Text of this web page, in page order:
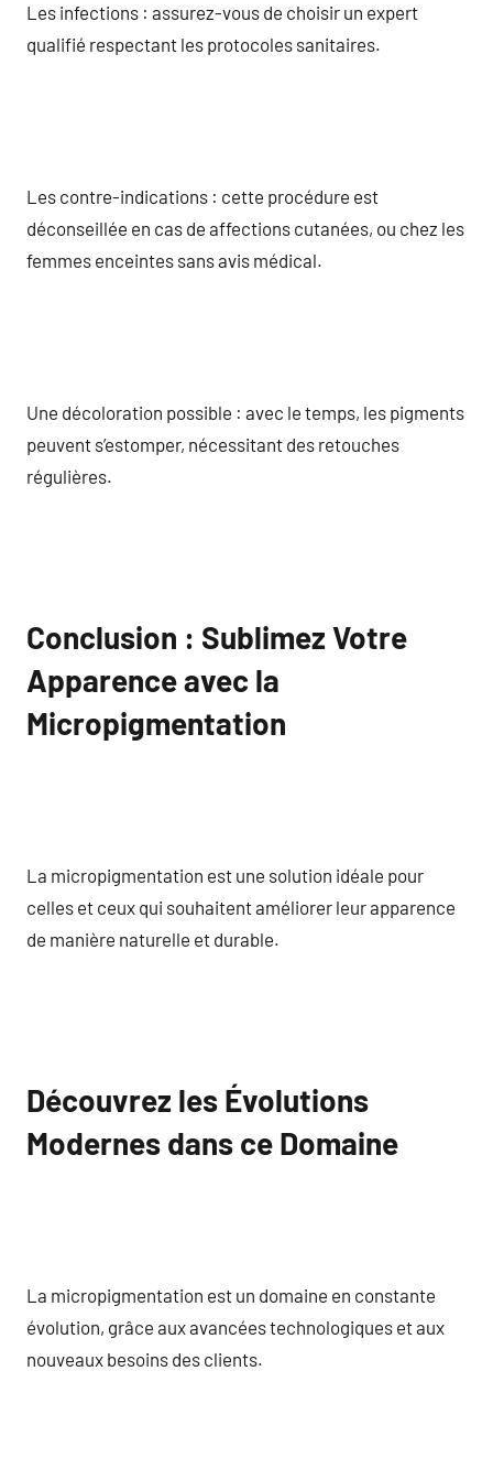
Les infections : assurez-vous de choisir un expert
qualifié respectant les protocoles sanitaires.
Les contre-indications : cette procédure est
déconseillée en cas de affections cutanées, ou chez les
femmes enceintes sans avis médical.
Une décoloration possible : avec le temps, les pigments
peuvent s’estomper, nécessitant des retouches
régulières.
Conclusion : Sublimez Votre
Apparence avec la
Micropigmentation
La micropigmentation est une solution idéale pour
celles et ceux qui souhaitent améliorer leur apparence
de manière naturelle et durable.
Découvrez les Évolutions
Modernes dans ce Domaine
La micropigmentation est un domaine en constante
évolution, grâce aux avancées technologiques et aux
nouveaux besoins des clients.